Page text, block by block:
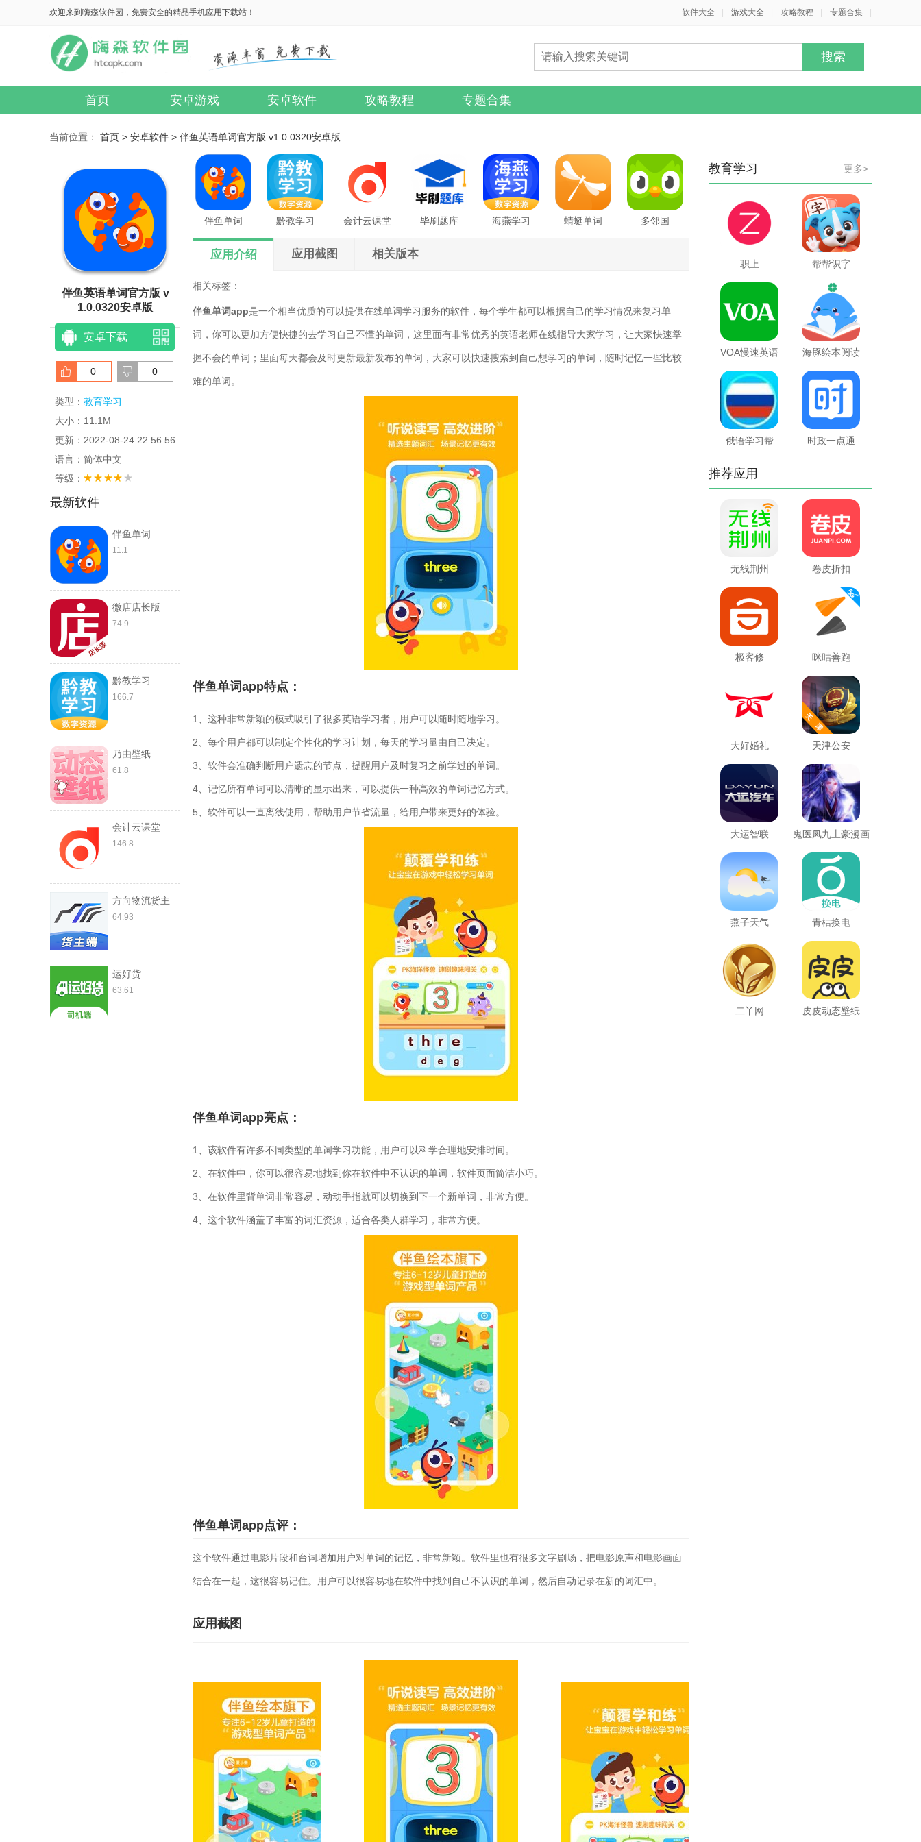
欢迎来到嗨森软件园，免费安全的精品手机应用下载站！ 软件大全 游戏大全 攻略教程 专题合集
首页 安卓游戏 安卓软件 攻略教程 专题合集
当前位置： 首页 > 安卓软件 > 伴鱼英语单词官方版 v1.0.0320安卓版
伴鱼英语单词官方版 v
1.0.0320安卓版
安卓下载
0 0
类型： 教育学习
大小：11.1M
更新：2022-08-24 22:56:56
语言：简体中文
等级：
最新软件
伴鱼单词
11.1
微店店长版
74.9
黔教学习
166.7
乃由壁纸
61.8
会计云课堂
146.8
方向物流货主
64.93
运好货
63.61
伴鱼单词 黔教学习 会计云课堂 毕刷题库 海燕学习 蜻蜓单词 多邻国
应用介绍 应用截图 相关版本
相关标签：
伴鱼单词app是一个相当优质的可以提供在线单词学习服务的软件，每个学生都可以根据自己的学习情况来复习单
词，你可以更加方便快捷的去学习自己不懂的单词，这里面有非常优秀的英语老师在线指导大家学习，让大家快速掌
握不会的单词；里面每天都会及时更新最新发布的单词，大家可以快速搜索到自己想学习的单词，随时记忆一些比较
难的单词。
伴鱼单词app特点：
1、这种非常新颖的模式吸引了很多英语学习者，用户可以随时随地学习。
2、每个用户都可以制定个性化的学习计划，每天的学习量由自己决定。
3、软件会准确判断用户遗忘的节点，提醒用户及时复习之前学过的单词。
4、记忆所有单词可以清晰的显示出来，可以提供一种高效的单词记忆方式。
5、软件可以一直离线使用，帮助用户节省流量，给用户带来更好的体验。
伴鱼单词app亮点：
1、该软件有许多不同类型的单词学习功能，用户可以科学合理地安排时间。
2、在软件中，你可以很容易地找到你在软件中不认识的单词，软件页面简洁小巧。
3、在软件里背单词非常容易，动动手指就可以切换到下一个新单词，非常方便。
4、这个软件涵盖了丰富的词汇资源，适合各类人群学习，非常方便。
伴鱼单词app点评：
这个软件通过电影片段和台词增加用户对单词的记忆，非常新颖。软件里也有很多文字剧场，把电影原声和电影画面
结合在一起，这很容易记住。用户可以很容易地在软件中找到自己不认识的单词，然后自动记录在新的词汇中。
应用截图
更多>
教育学习
职上 帮帮识字
VOA慢速英语 海豚绘本阅读
俄语学习帮 时政一点通
推荐应用
无线荆州 卷皮折扣
极客修 咪咕善跑
大好婚礼 天津公安
大运智联
鬼医凤九土豪漫画
下拉式
燕子天气 青桔换电
二丫网 皮皮动态壁纸